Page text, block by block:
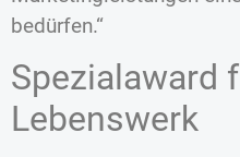
bedürfen.“
Spezialaward
Lebenswerk